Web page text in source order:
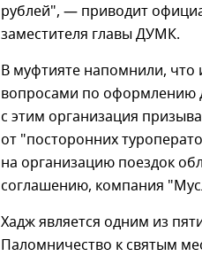
рублей", — приводит
заместителя главы ДУМК.
В муфтияте напомнили,
вопросами по оформлению
с этим организация
от "посторонних
на организацию поездок
соглашению, компания
Хадж является одним из
Паломничество к святым